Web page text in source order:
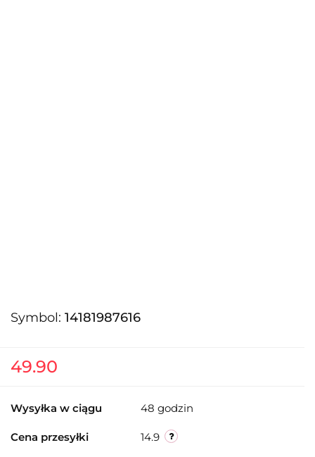
Symbol: 14181987616
49.90
Wysyłka w ciągu 48 godzin
Cena przesyłki 14.9